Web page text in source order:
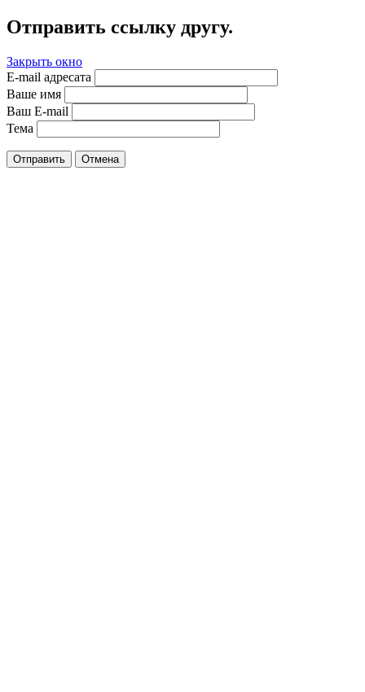
Отправить ссылку другу.
Закрыть окно
E-mail адресата
Ваше имя
Ваш E-mail
Тема
Отправить Отмена